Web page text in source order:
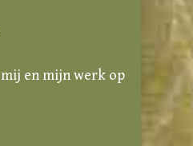
en mijn werk op